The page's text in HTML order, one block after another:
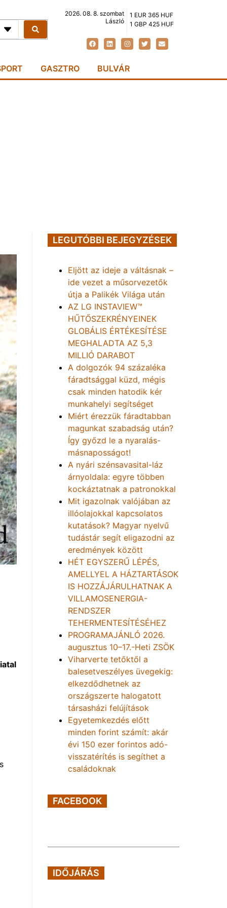
2026. 08. 8. szombat
László
1 EUR 365 HUF
1 GBP 425 HUF
GASZTRO BULVÁR
LEGUTÓBBI BEJEGYZÉSEK
Eljött az ideje a váltásnak –
ide vezet a műsorvezetők
útja a Palikék Világa után
AZ LG INSTAVIEW™
HŰTŐSZEKRÉNYEINEK
GLOBÁLIS ÉRTÉKESÍTÉSE
MEGHALADTA AZ 5,3
MILLIÓ DARABOT
A dolgozók 94 százaléka
fáradtsággal küzd, mégis
csak minden hatodik kér
munkahelyi segítséget
Miért érezzük fáradtabban
magunkat szabadság után?
Így győzd le a nyaralás-
másnaposságot!
A nyári szénsavasital-láz
árnyoldala: egyre többen
kockáztatnak a patronokkal
Mit igazolnak valójában az
illóolajokkal kapcsolatos
kutatások? Magyar nyelvű
tudástár segít eligazodni az
eredmények között
HÉT EGYSZERŰ LÉPÉS,
AMELLYEL A HÁZTARTÁSOK
IS HOZZÁJÁRULHATNAK A
VILLAMOSENERGIA-
RENDSZER
TEHERMENTESÍTÉSÉHEZ
PROGRAMAJÁNLÓ 2026.
augusztus 10–17.-Heti ZSÖK
Viharverte tetőktől a
balesetveszélyes üvegekig:
elkezdődhetnek az
országszerte halogatott
társasházi felújítások
Egyetemkezdés előtt
minden forint számít: akár
évi 150 ezer forintos adó-
visszatérítés is segíthet a
családoknak
FACEBOOK
IDŐJÁRÁS